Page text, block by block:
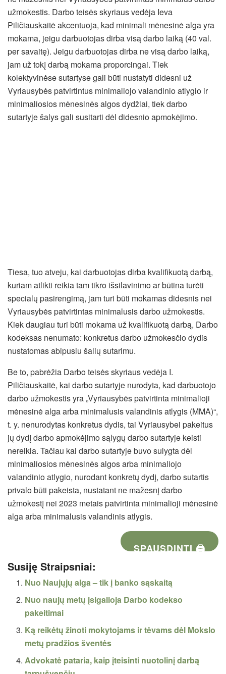
užmokestis. Darbo teisės skyriaus vedėja Ieva
Piličiauskaitė akcentuoja, kad minimali mėnesinė alga yra
mokama, jeigu darbuotojas dirba visą darbo laiką (40 val.
per savaitę). Jeigu darbuotojas dirba ne visą darbo laiką,
jam už tokį darbą mokama proporcingai. Tiek
kolektyvinėse sutartyse gali būti nustatyti didesni už
Vyriausybės patvirtintus minimaliojo valandinio atlygio ir
minimaliosios mėnesinės algos dydžiai, tiek darbo
sutartyje šalys gali susitarti dėl didesnio apmokėjimo.
Tiesa, tuo atveju, kai darbuotojas dirba kvalifikuotą darbą,
kuriam atlikti reikia tam tikro išsilavinimo ar būtina turėti
specialų pasirengimą, jam turi būti mokamas didesnis nei
Vyriausybės patvirtintas minimalusis darbo užmokestis.
Kiek daugiau turi būti mokama už kvalifikuotą darbą, Darbo
kodeksas nenumato: konkretus darbo užmokesčio dydis
nustatomas abipusiu šalių sutarimu.
Be to, pabrėžia Darbo teisės skyriaus vedėja I.
Piličiauskaitė, kai darbo sutartyje nurodyta, kad darbuotojo
darbo užmokestis yra „Vyriausybės patvirtinta minimalioji
mėnesinė alga arba minimalusis valandinis atlygis (MMA)“,
t. y. nenurodytas konkretus dydis, tai Vyriausybei pakeitus
jų dydį darbo apmokėjimo sąlygų darbo sutartyje keisti
nereikia. Tačiau kai darbo sutartyje buvo sulygta dėl
minimaliosios mėnesinės algos arba minimaliojo
valandinio atlygio, nurodant konkretų dydį, darbo sutartis
privalo būti pakeista, nustatant ne mažesnį darbo
užmokestį nei 2023 metais patvirtinta minimalioji mėnesinė
alga arba minimalusis valandinis atlygis.
SPAUSDINTI 🖨
Susiję Straipsniai:
Nuo Naujųjų alga – tik į banko sąskaitą
Nuo naujų metų įsigalioja Darbo kodekso
pakeitimai
Ką reikėtų žinoti mokytojams ir tėvams dėl Mokslo
metų pradžios šventės
Advokatė pataria, kaip įteisinti nuotolinį darbą